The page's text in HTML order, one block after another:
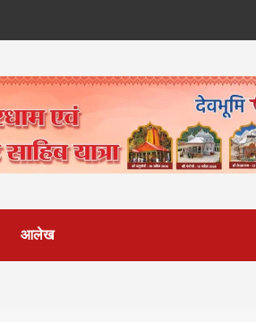
आलेख